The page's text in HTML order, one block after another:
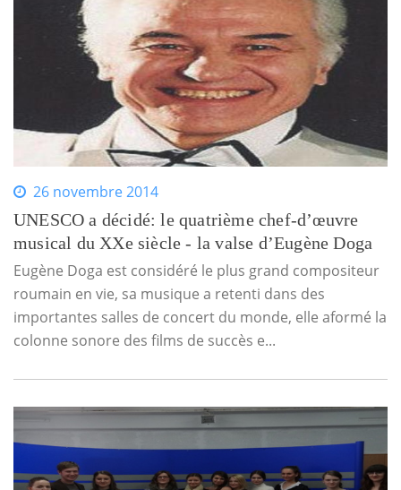
26 novembre 2014
UNESCO a décidé: le quatrième chef-d’œuvre
musical du XXe siècle - la valse d’Eugène Doga
Eugène Doga est considéré le plus grand compositeur
roumain en vie, sa musique a retenti dans des
importantes salles de concert du monde, elle aformé la
colonne sonore des films de succès e...